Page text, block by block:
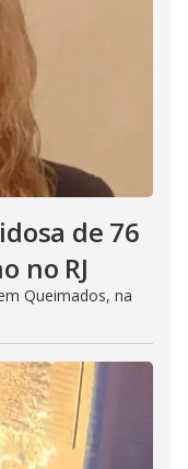
de 76
no RJ
Queimados, na